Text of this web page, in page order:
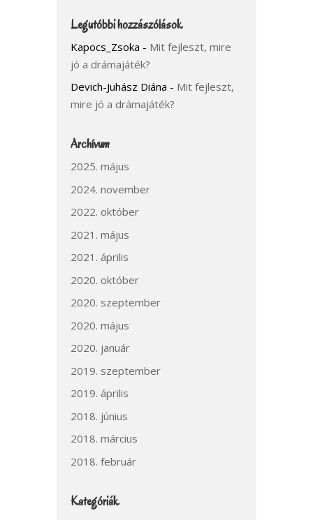
Legutóbbi hozzászólások
Kapocs_Zsoka - Mit fejleszt, mire
jó a drámajáték?
Devich-Juhász Diána - Mit fejleszt,
mire jó a drámajáték?
Archívum
2025. május
2024. november
2022. október
2021. május
2021. április
2020. október
2020. szeptember
2020. május
2020. január
2019. szeptember
2019. április
2018. június
2018. március
2018. február
Kategóriák